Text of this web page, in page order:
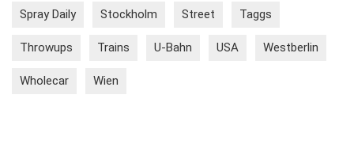
Spray Daily Stockholm Street Taggs
Throwups Trains U-Bahn USA Westberlin
Wholecar Wien